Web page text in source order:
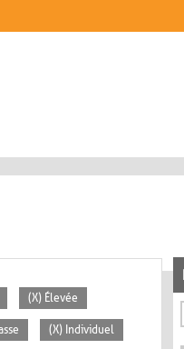
(X) Élevée
(X) Individuel